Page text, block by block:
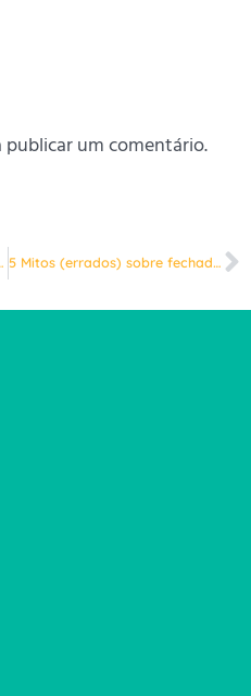
publicar um comentário.
automáticos 5 Mitos (errados) sobre fechaduras inteligentes